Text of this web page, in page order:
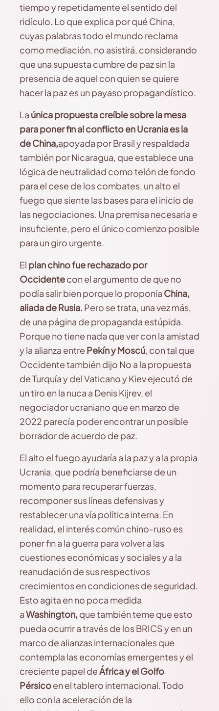
tiempo y repetidamente el sentido del
ridículo. Lo que explica por qué China,
cuyas palabras todo el mundo reclama
como mediación, no asistirá, considerando
que una supuesta cumbre de paz sin la
presencia de aquel con quien se quiere
hacer la paz es un payaso propagandístico.
La única propuesta creíble sobre la mesa
para poner fin al conflicto en Ucrania es la
de China,apoyada por Brasil y respaldada
también por Nicaragua, que establece una
lógica de neutralidad como telón de fondo
para el cese de los combates, un alto el
fuego que siente las bases para el inicio de
las negociaciones. Una premisa necesaria e
insuficiente, pero el único comienzo posible
para un giro urgente.
El plan chino fue rechazado por
Occidentecon el argumento de que no
podía salir bien porque lo proponía China,
aliada de Rusia. Pero se trata, una vez más,
de una página de propaganda estúpida.
Porque no tiene nada que ver con la amistad
y la alianza entre Pekín y Moscú, con tal que
Occidente también dijo No a la propuesta
de Turquía y del Vaticano y Kiev ejecutó de
un tiro en la nuca a Denis Kijrev, el
negociador ucraniano que en marzo de
2022 parecía poder encontrar un posible
borrador de acuerdo de paz.
El alto el fuego ayudaría a la paz y a la propia
Ucrania, que podría beneficiarse de un
momento para recuperar fuerzas,
recomponer sus líneas defensivas y
restablecer una vía política interna. En
realidad, el interés común chino-ruso es
poner fin a la guerra para volver a las
cuestiones económicas y sociales y a la
reanudación de sus respectivos
crecimientos en condiciones de seguridad.
Esto agita en no poca medida
aWashington, que también teme que esto
pueda ocurrir a través de los BRICS y en un
marco de alianzas internacionales que
contempla las economías emergentes y el
creciente papel deÁfrica y el Golfo
Pérsicoen el tablero internacional. Todo
ello con la aceleración de la